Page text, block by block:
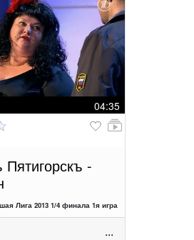
04:35
Пятигорскъ -
Лига 2013 1/4 финала 1я игра
...